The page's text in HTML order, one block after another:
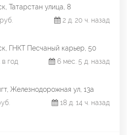
Татарстан улица, 8
2 д. 20 ч. назад
ГНКТ Песчаный карьер, 50
год
6 мес. 5 д. назад
Железнодорожная ул, 13а
18 д. 14 ч. назад